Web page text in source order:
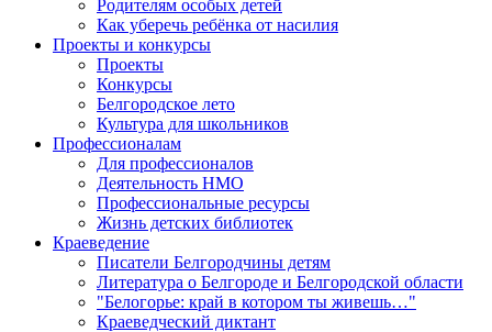
Родителям особых детей
Как уберечь ребёнка от насилия
Проекты и конкурсы
Проекты
Конкурсы
Белгородское лето
Культура для школьников
Профессионалам
Для профессионалов
Деятельность НМО
Профессиональные ресурсы
Жизнь детских библиотек
Краеведение
Писатели Белгородчины детям
Литература о Белгороде и Белгородской области
"Белогорье: край в котором ты живешь…"
Краеведческий диктант